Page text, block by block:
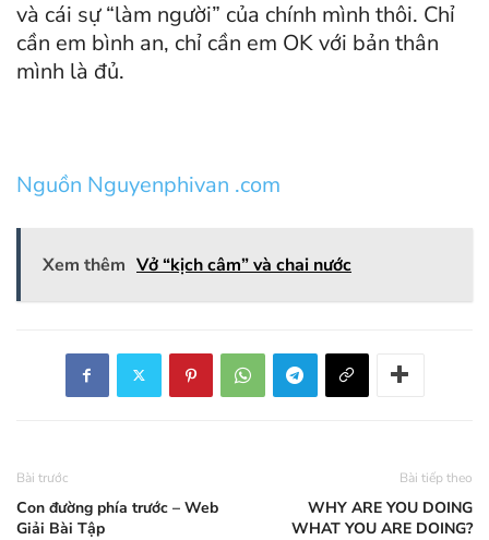
và cái sự “làm người” của chính mình thôi. Chỉ
cần em bình an, chỉ cần em OK với bản thân
mình là đủ.
Nguồn Nguyenphivan .com
Xem thêm Vở “kịch câm” và chai nước
Bài trước
Con đường phía trước – Web
Giải Bài Tập
Bài tiếp theo
WHY ARE YOU DOING
WHAT YOU ARE DOING?